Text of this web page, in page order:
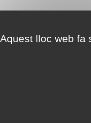
Aquest lloc web fa